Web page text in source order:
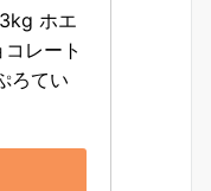
ホエ
レート
ろてい